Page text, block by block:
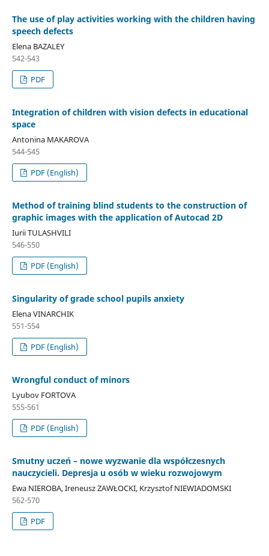
The use of play activities working with the children having
speech defects
Elena BAZALEY
542-543
PDF
Integration of children with vision defects in educational
space
Antonina MAKAROVA
544-545
PDF (English)
Method of training blind students to the construction of
graphic images with the application of Autocad 2D
Iurii TULASHVILI
546-550
PDF (English)
Singularity of grade school pupils anxiety
Elena VINARCHIK
551-554
PDF (English)
Wrongful conduct of minors
Lyubov FORTOVA
555-561
PDF (English)
Smutny uczeń – nowe wyzwanie dla współczesnych
nauczycieli. Depresja u osób w wieku rozwojowym
Ewa NIEROBA, Ireneusz ZAWŁOCKI, Krzysztof NIEWIADOMSKI
562-570
PDF